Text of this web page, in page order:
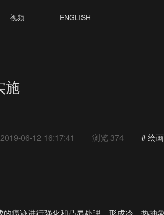
视频 ENGLISH
施
2019-06-12 16:17:41 浏览 374 #绘